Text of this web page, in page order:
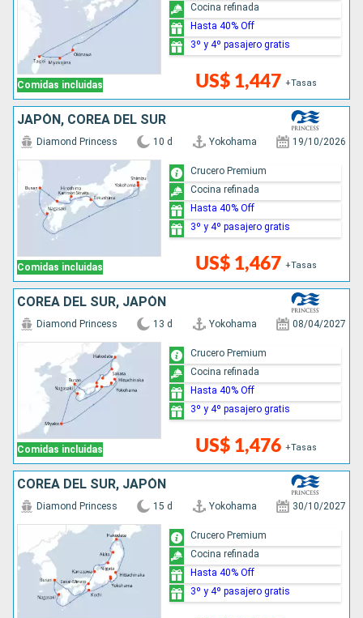
Comidas incluidas US$ 1,447 +Tasas
Cocina refinada
Hasta 40% Off
3º y 4º pasajero gratis
JAPÓN, COREA DEL SUR
Comidas incluidas
Diamond Princess 10 d Yokohama 19/10/2026
US$ 1,467 +Tasas
Crucero Premium
Cocina refinada
Hasta 40% Off
3º y 4º pasajero gratis
COREA DEL SUR, JAPÓN
Comidas incluidas
Diamond Princess 13 d Yokohama 08/04/2027
US$ 1,476 +Tasas
Crucero Premium
Cocina refinada
Hasta 40% Off
3º y 4º pasajero gratis
COREA DEL SUR, JAPÓN
Diamond Princess 15 d Yokohama 30/10/2027
Crucero Premium
Cocina refinada
Hasta 40% Off
3º y 4º pasajero gratis